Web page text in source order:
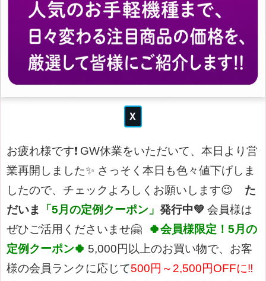
お疲れ様です❗ GW休業をいただいて、本日より営
業再開しました✨ さっそく本日も色々値下げしま
したので、チェックよろしくお願いします😉
た
だいま
「5月の定例クーポン」 発行中💚 会員様は
ぜひご活用くださいませ🤗
🍀会員様限定！5月の
定例クーポン🍀 5,000円以上のお買い物で、お客
様の会員ランクに応じて500円～2,500円OFFに‼